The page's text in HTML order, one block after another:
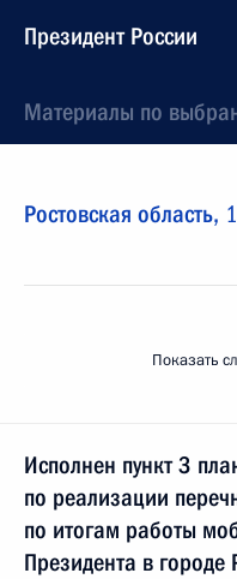
Президент России
Материалы по
Ростовская область,
Показать
Исполнен пункт 3
по реализации
по итогам работы
Президента в городе